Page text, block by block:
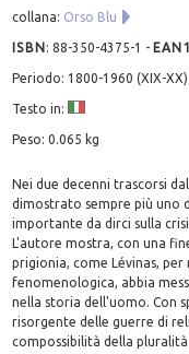
collana: Orso Blu
ISBN:88-350-4375-1 -
Periodo: 1800-1960 (XIX-
Testo in:
Peso: 0.065 kg
Nei due decenni trascorsi
dimostrato sempre più uno
importante da dirci sulla
L'autore mostra, con una
prigionia, come Lévinas,
fenomenologica, abbia
nella storia dell'uomo. Con
risorgente delle guerre di
compossibilità della